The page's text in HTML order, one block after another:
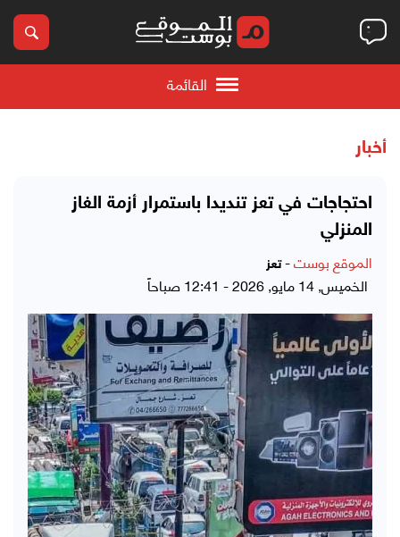
القائمة
أخبار
احتجاجات في تعز تنديدا باستمرار أزمة الغاز
المنزلي
الموقع بوست-تعز
الخميس, 14 مايو, 2026 - 12:41 صباحاً